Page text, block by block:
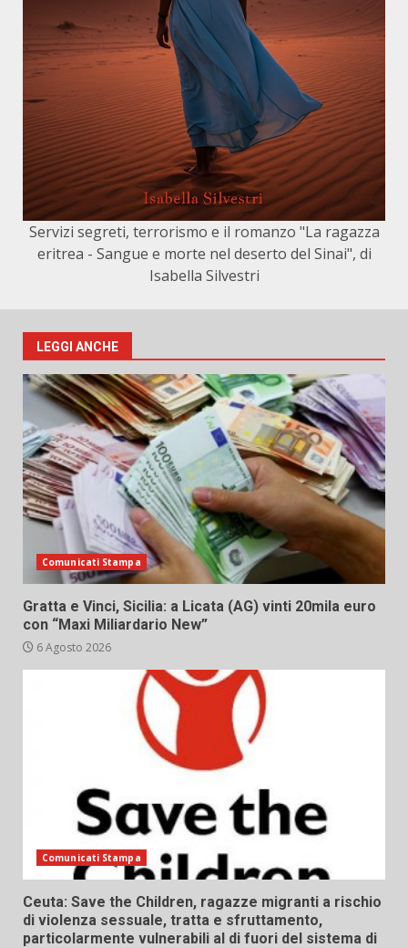
Servizi segreti, terrorismo e il romanzo "La ragazza
eritrea - Sangue e morte nel deserto del Sinai", di
Isabella Silvestri
LEGGI ANCHE
Comunicati Stampa
Gratta e Vinci, Sicilia: a Licata (AG) vinti 20mila euro
con “Maxi Miliardario New”
6 Agosto 2026
Comunicati Stampa
Ceuta: Save the Children, ragazze migranti a rischio
di violenza sessuale, tratta e sfruttamento,
particolarmente vulnerabili al di fuori del sistema di